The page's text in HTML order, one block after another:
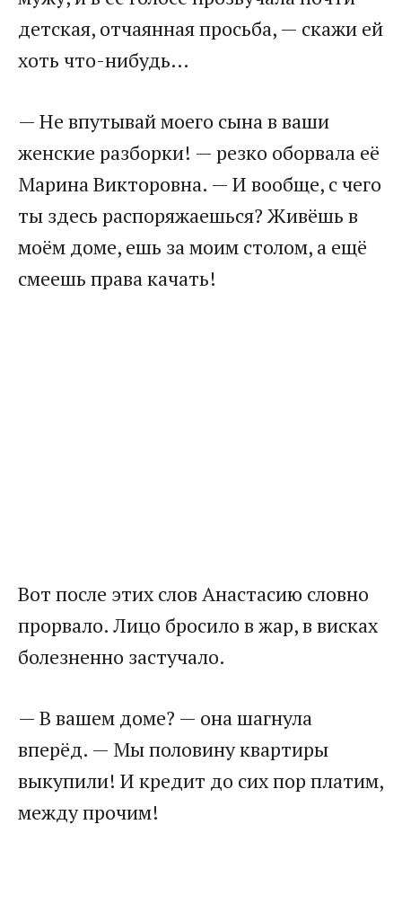
детская, отчаянная просьба, — скажи ей
хоть что-нибудь…
— Не впутывай моего сына в ваши
женские разборки! — резко оборвала её
Марина Викторовна. — И вообще, с чего
ты здесь распоряжаешься? Живёшь в
моём доме, ешь за моим столом, а ещё
смеешь права качать!
Вот после этих слов Анастасию словно
прорвало. Лицо бросило в жар, в висках
болезненно застучало.
— В вашем доме? — она шагнула
вперёд. — Мы половину квартиры
выкупили! И кредит до сих пор платим,
между прочим!